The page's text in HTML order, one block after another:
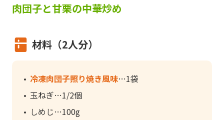
肉団子と甘栗の中華炒め
材料（2人分）
冷凍肉団子照り焼き風味
1袋
玉ねぎ
1/2個
しめじ
100g